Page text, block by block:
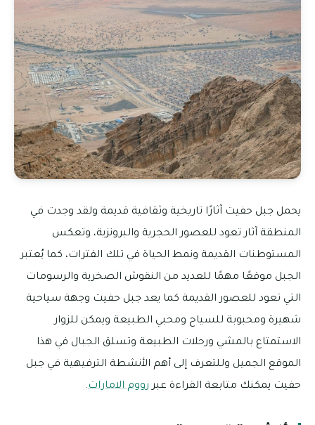
يحمل جبل حفيت آثارًا تاريخية وثقافية قديمة ولقد وجدت في
المنطقة آثار تعود للعصور الحجرية والبرونزية، وتعكس
المستوطنات القديمة ونمط الحياة في تلك الفترات، كما يُعتبر
الجبل موقعًا مهمًا للعديد من النقوش الصخرية والرسومات
التي تعود للعصور القديمة كما يعد جبل حفيت وجهة سياحية
شهيرة ومحبوبة للسياح ومحبي الطبيعة ويمكن للزوار
الاستمتاع بالمشي ورحلات الطبيعة وتسلق الجبال في هذا
الموقع الجميل وللتعرف إلى أهم الأنشطة الترفيهية في جبل
حفيت يمكنك متابعة القراءة عبر زووم الامارات.